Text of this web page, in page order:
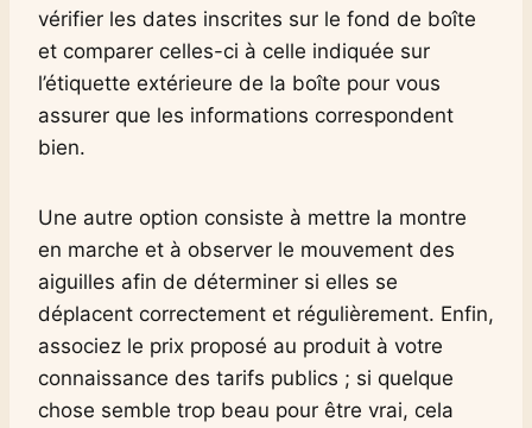
vérifier les dates inscrites sur le fond de boîte
et comparer celles-ci à celle indiquée sur
l’étiquette extérieure de la boîte pour vous
assurer que les informations correspondent
bien.
Une autre option consiste à mettre la montre
en marche et à observer le mouvement des
aiguilles afin de déterminer si elles se
déplacent correctement et régulièrement. Enfin,
associez le prix proposé au produit à votre
connaissance des tarifs publics ; si quelque
chose semble trop beau pour être vrai, cela